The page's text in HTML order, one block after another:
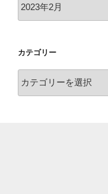
ブ
カテゴリー
テ